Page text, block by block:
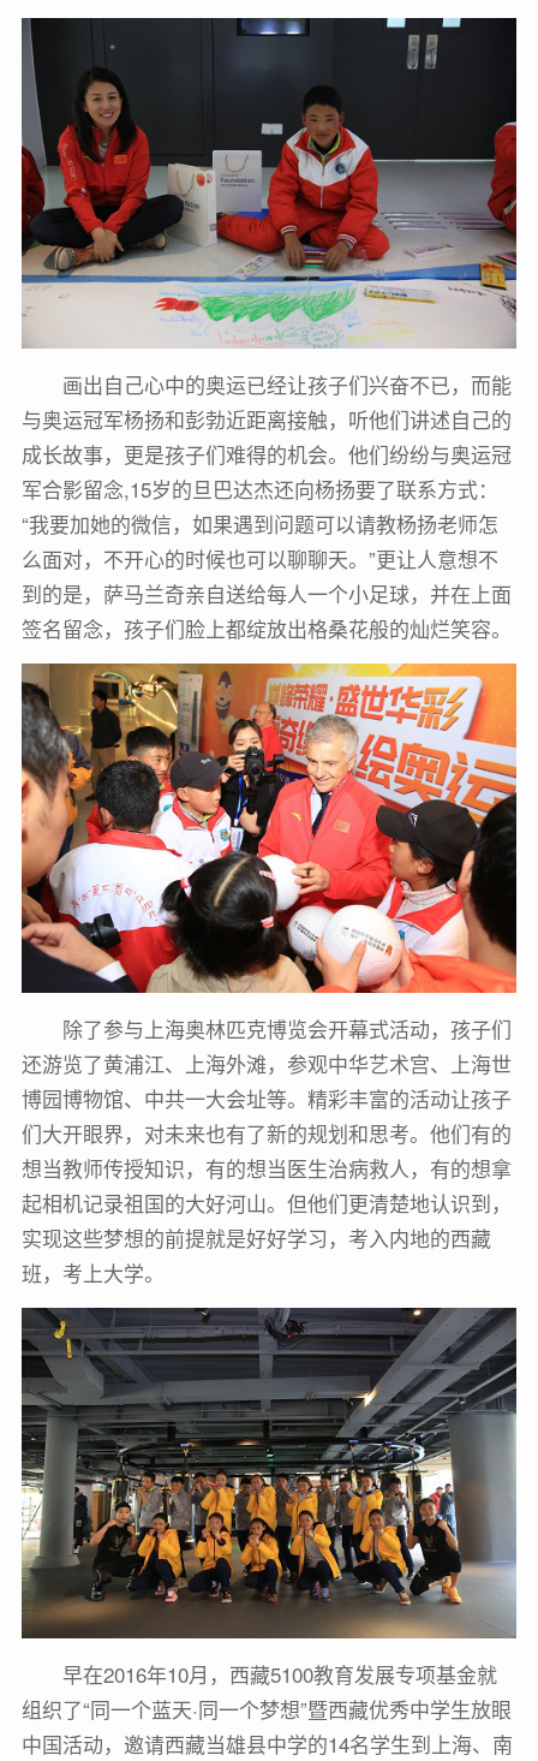
画出自己心中的奥运已经让孩子们兴奋不已，而能
与奥运冠军杨扬和彭勃近距离接触，听他们讲述自己的
成长故事，更是孩子们难得的机会。他们纷纷与奥运冠
军合影留念,15岁的旦巴达杰还向杨扬要了联系方式：
“我要加她的微信，如果遇到问题可以请教杨扬老师怎
么面对，不开心的时候也可以聊聊天。”更让人意想不
到的是，萨马兰奇亲自送给每人一个小足球，并在上面
签名留念，孩子们脸上都绽放出格桑花般的灿烂笑容。
除了参与上海奥林匹克博览会开幕式活动，孩子们
还游览了黄浦江、上海外滩，参观中华艺术宫、上海世
博园博物馆、中共一大会址等。精彩丰富的活动让孩子
们大开眼界，对未来也有了新的规划和思考。他们有的
想当教师传授知识，有的想当医生治病救人，有的想拿
起相机记录祖国的大好河山。但他们更清楚地认识到，
实现这些梦想的前提就是好好学习，考入内地的西藏
班，考上大学。
早在2016年10月，西藏5100教育发展专项基金就
组织了“同一个蓝天·同一个梦想”暨西藏优秀中学生放眼
中国活动，邀请西藏当雄县中学的14名学生到上海、南